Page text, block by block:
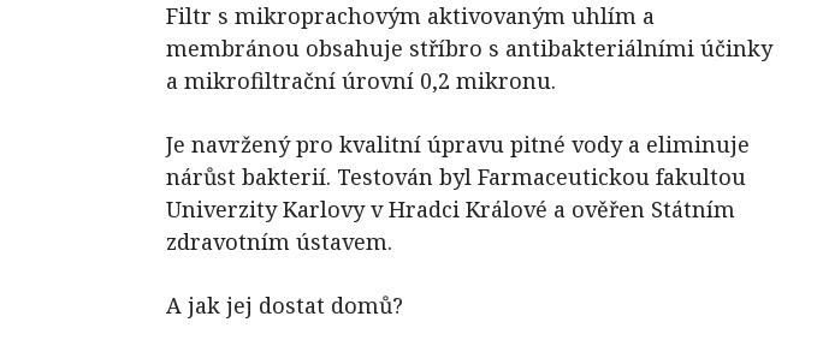
Filtr s mikroprachovým aktivovaným uhlím a
membránou obsahuje stříbro s antibakteriálními účinky
a mikrofiltrační úrovní 0,2 mikronu.
Je navržený pro kvalitní úpravu pitné vody a eliminuje
nárůst bakterií. Testován byl Farmaceutickou fakultou
Univerzity Karlovy v Hradci Králové a ověřen Státním
zdravotním ústavem.
A jak jej dostat domů?